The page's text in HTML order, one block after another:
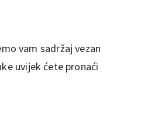
vam sadržaj vezan
uvijek ćete pronaći